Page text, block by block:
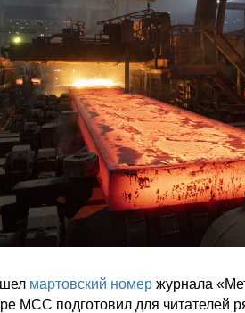
мартовский номер журнала
МСС подготовил для читателей